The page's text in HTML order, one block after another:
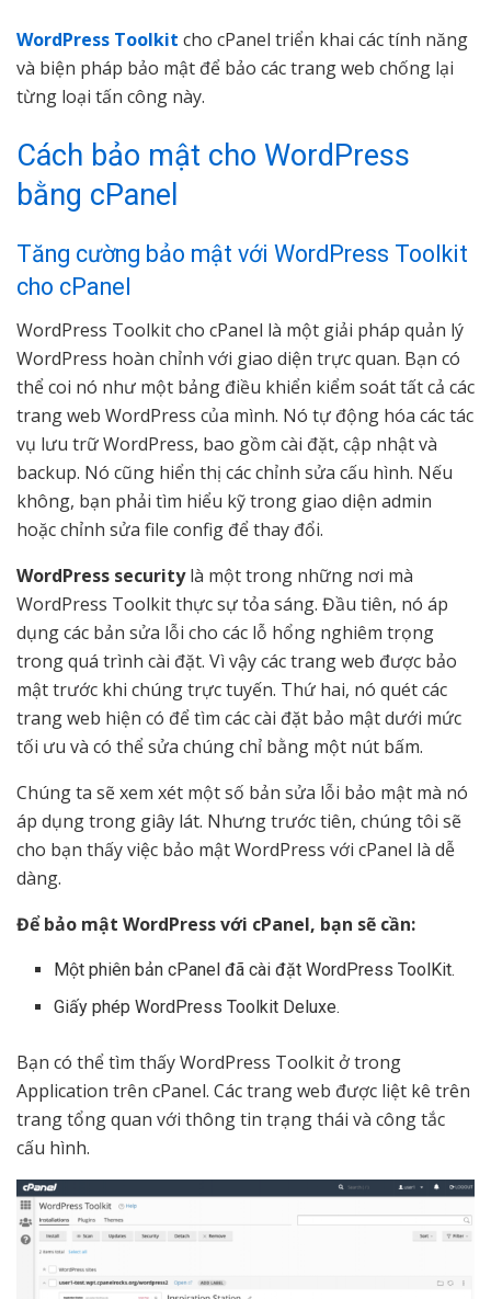
WordPress Toolkit cho cPanel triển khai các tính năng
và biện pháp bảo mật để bảo các trang web chống lại
từng loại tấn công này.
Cách bảo mật cho WordPress
bằng cPanel
Tăng cường bảo mật với WordPress Toolkit
cho cPanel
WordPress Toolkit cho cPanel là một giải pháp quản lý
WordPress hoàn chỉnh với giao diện trực quan. Bạn có
thể coi nó như một bảng điều khiển kiểm soát tất cả các
trang web WordPress của mình. Nó tự động hóa các tác
vụ lưu trữ WordPress, bao gồm cài đặt, cập nhật và
backup. Nó cũng hiển thị các chỉnh sửa cấu hình. Nếu
không, bạn phải tìm hiểu kỹ trong giao diện admin
hoặc chỉnh sửa file config để thay đổi.
WordPress securitylà một trong những nơi mà
WordPress Toolkit thực sự tỏa sáng. Đầu tiên, nó áp
dụng các bản sửa lỗi cho các lỗ hổng nghiêm trọng
trong quá trình cài đặt. Vì vậy các trang web được bảo
mật trước khi chúng trực tuyến. Thứ hai, nó quét các
trang web hiện có để tìm các cài đặt bảo mật dưới mức
tối ưu và có thể sửa chúng chỉ bằng một nút bấm.
Chúng ta sẽ xem xét một số bản sửa lỗi bảo mật mà nó
áp dụng trong giây lát. Nhưng trước tiên, chúng tôi sẽ
cho bạn thấy việc bảo mật WordPress với cPanel là dễ
dàng.
Để bảo mật WordPress với cPanel, bạn sẽ cần:
Một phiên bản cPanel đã cài đặt WordPress ToolKit.
Giấy phép WordPress Toolkit Deluxe.
Bạn có thể tìm thấy WordPress Toolkit ở trong
Application trên cPanel. Các trang web được liệt kê trên
trang tổng quan với thông tin trạng thái và công tắc
cấu hình.